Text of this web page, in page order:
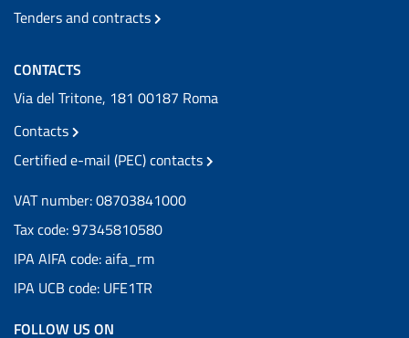
Tenders and contracts
CONTACTS
Via del Tritone, 181 00187 Roma
Contacts
Certified e-mail (PEC) contacts
VAT number: 08703841000
Tax code: 97345810580
IPA AIFA code: aifa_rm
IPA UCB code: UFE1TR
FOLLOW US ON